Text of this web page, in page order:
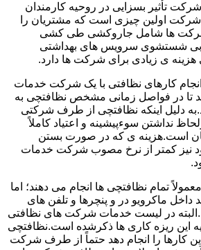
تأثیر بسزایی در روحیه کارمندان
شرکت اولین چیزی است که مشتریان را
ها شامل جاروکشی طی کشی
شستشوی سرویس های بهداشتی
ی زیادی برای شرکت ها دارد.
کارهای نظافتی با یک شرکت خدمات
تا در فواصل زمانی مشخص نظافتچی به
دلیل اینکه نظافتچی از طرف شرکتی
نداشتن سوءپیشینه و اعتیاد کاملاً
است.هزینه ی که در صورت بستن
نیز کمتر از نرخ مصوب شرکت خدمات
تمام نظافتچی ها انجام می دهند؛ اما
داخل ماکرویو در و پنچرها و تلفن های
در لیست خدمات شرکت های نظافتی
این ریزه کاری ها ذکرشده است.نظافتچی
کارها را انجام دهد حتماً از طرف شرکت